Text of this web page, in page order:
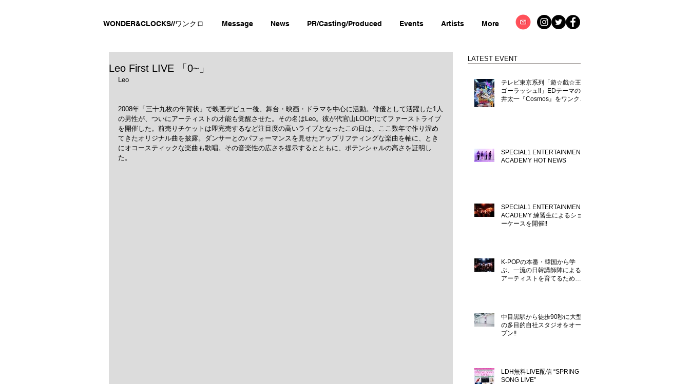
WONDER&CLOCKS//ワンクロ Message News PR/Casting/Produced Events Artists More
Leo First LIVE 「0~」
Leo
2008年「三十九枚の年賀状」で映画デビュー後、舞台・映画・ドラマを中心に活動。俳優として活躍した1人
の男性が、ついにアーティストの才能も覚醒させた。その名はLeo。彼が代官山LOOPにてファーストライブ
を開催した。前売りチケットは即完売するなど注目度の高いライブとなったこの日は、ここ数年で作り溜め
てきたオリジナル曲を披露。ダンサーとのパフォーマンスを見せたアップリフティングな楽曲を軸に、とき
にオコースティックな楽曲も歌唱。その音楽性の広さを提示するとともに、ポテンシャルの高さを証明し
た。
LATEST EVENT
テレビ東京系列「遊☆戯☆王
ゴーラッシュ!!」EDテーマの向
井太一『Cosmos』をワンクロ
SPECIAL1 ENTERTAINMENT
ACADEMY HOT NEWS
SPECIAL1 ENTERTAINMENT
ACADEMY 練習生によるショ
ーケースを開催!!
K-POPの本番・韓国から学
ぶ、一流の日韓講師陣による
アーティストを育てるための
中目黒駅から徒歩90秒に大型
の多目的自社スタジオをオー
プン!!
LDH無料LIVE配信 “SPRING
SONG LIVE”